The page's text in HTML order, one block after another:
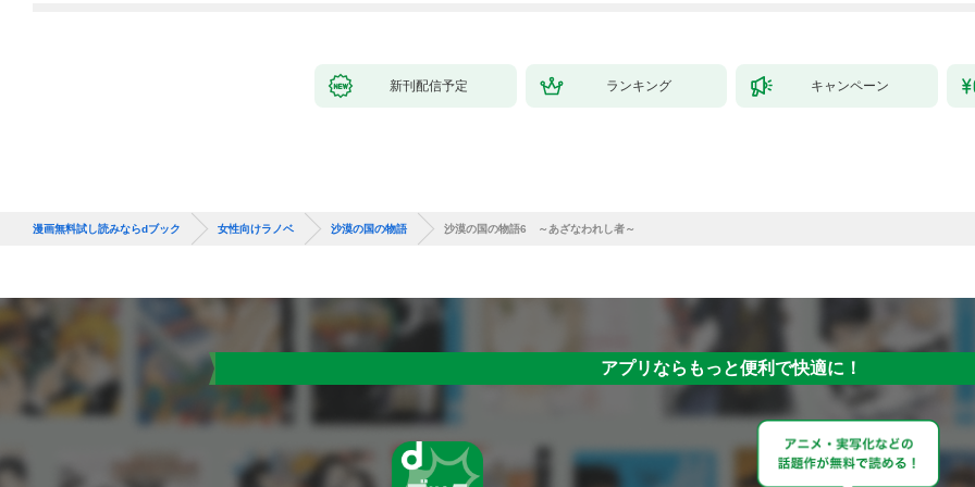
新刊配信予定 ランキング キャンペーン
漫画無料試し読みならdブック 女性向けラノベ 沙漠の国の物語 沙漠の国の物語6 ～あざなわれし者～
アプリならもっと便利で快適に！